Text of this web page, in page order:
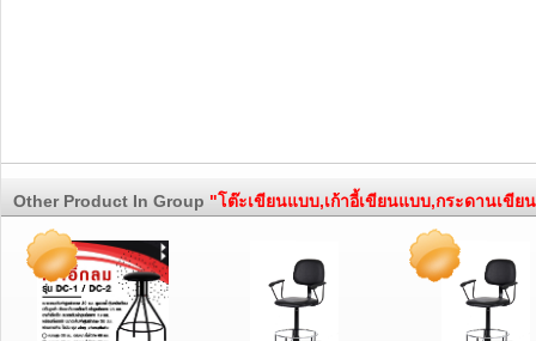
Other Product In Group "โต๊ะเขียนแบบ,เก้าอี้เขียนแบบ,กระดานเขีย